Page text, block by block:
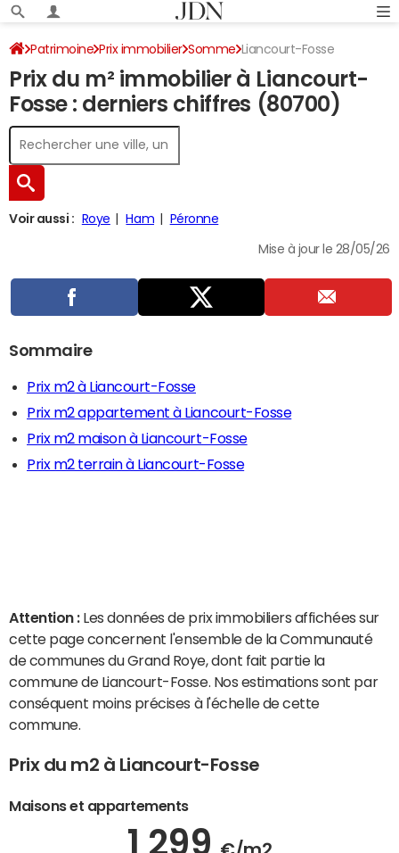
Patrimoine Prix immobilier Somme Liancourt-Fosse
Prix du m² immobilier à Liancourt-
Fosse : derniers chiffres (80700)
Voir aussi : Roye Ham Péronne
Mise à jour le 28/05/26
Sommaire
Prix m2 à Liancourt-Fosse
Prix m2 appartement à Liancourt-Fosse
Prix m2 maison à Liancourt-Fosse
Prix m2 terrain à Liancourt-Fosse
Attention : Les données de prix immobiliers affichées sur
cette page concernent l'ensemble de la Communauté
de communes du Grand Roye, dont fait partie la
commune de Liancourt-Fosse. Nos estimations sont par
conséquent moins précises à l'échelle de cette
commune.
Prix du m2 à Liancourt-Fosse
Maisons et appartements
1 299 €/m2